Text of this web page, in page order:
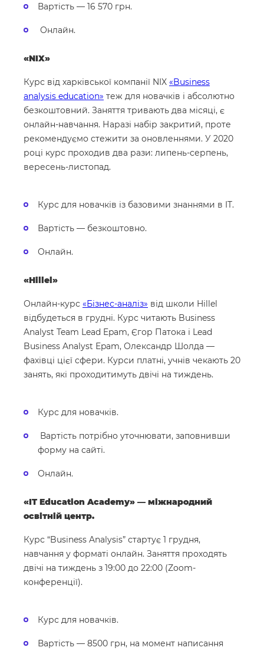
Вартість — 16 570 грн.
Онлайн.
«NIX»
Курс від харківської компанії NIX «Business
analysis education» теж для новачків і абсолютно
безкоштовний. Заняття тривають два місяці, є
онлайн-навчання. Наразі набір закритий, проте
рекомендуємо стежити за оновленнями. У 2020
році курс проходив два рази: липень-серпень,
вересень-листопад.
Курс для новачків із базовими знаннями в IT.
Вартість — безкоштовно.
Онлайн.
«Hillel»
Онлайн-курс «Бізнес-аналіз» від школи Hillel
відбудеться в грудні. Курс читають Business
Analyst Team Lead Epam, Єгор Патока і Lead
Business Analyst Epam, Олександр Шолда —
фахівці цієї сфери. Курси платні, учнів чекають 20
занять, які проходитимуть двічі на тиждень.
Курс для новачків.
Вартість потрібно уточнювати, заповнивши
форму на сайті.
Онлайн.
«IT Education Academy» — міжнародний
освітній центр.
Курс “Business Analysis” стартує 1 грудня,
навчання у форматі онлайн. Заняття проходять
двічі на тиждень з 19:00 до 22:00 (Zoom-
конференції).
Курс для новачків.
Вартість — 8500 грн, на момент написання